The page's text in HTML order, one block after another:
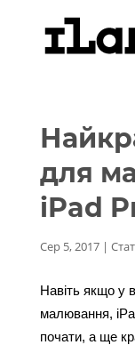
для
iPad
Сер 5, 2017|
Навіть якщо у
малювання,
почати, а ще